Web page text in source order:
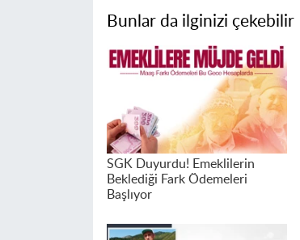
Bunlar da ilginizi çekebilir
SGK Duyurdu! Emeklilerin
Beklediği Fark Ödemeleri
Başlıyor